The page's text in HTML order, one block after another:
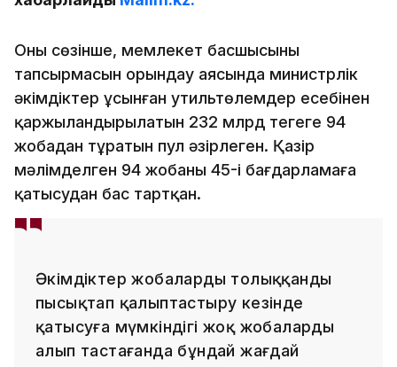
Оның сөзінше, мемлекет басшысының
тапсырмасын орындау аясында министрлік
әкімдіктер ұсынған утильтөлемдер есебінен
қаржыландырылатын 232 млрд теңгеге 94
жобадан тұратын пул әзірлеген. Қазір
мәлімделген 94 жобаның 45-і бағдарламаға
қатысудан бас тартқан.
Әкімдіктер жобаларды толыққанды
пысықтап қалыптастыру кезінде
қатысуға мүмкіндігі жоқ жобаларды
алып тастағанда бұндай жағдай